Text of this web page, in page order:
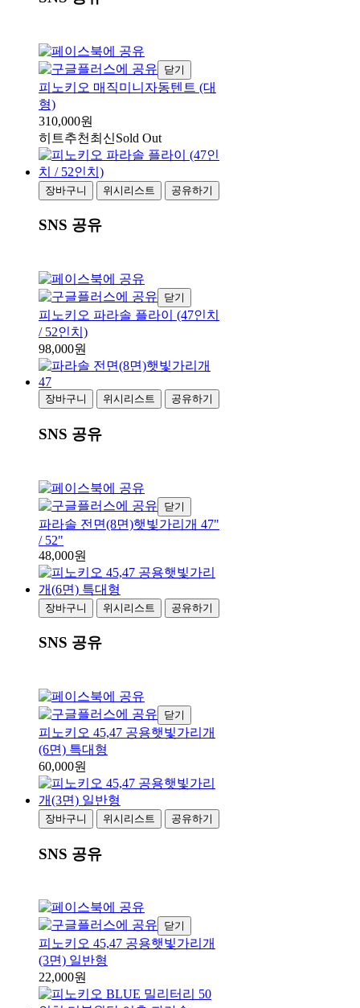
닫기
피노키오 매직미니자동텐트 (대
형)
310,000원
히트추천 최신Sold Out
장바구니 위시리스트 공유하기
SNS 공유
닫기
피노키오 파라솔 플라이 (47인치
/ 52인치)
98,000원
장바구니 위시리스트 공유하기
SNS 공유
닫기
파라솔 전면(8면)햇빛가리개 47"
/ 52"
48,000원
장바구니 위시리스트 공유하기
SNS 공유
닫기
피노키오 45,47 공용햇빛가리개
(6면) 특대형
60,000원
장바구니 위시리스트 공유하기
SNS 공유
닫기
피노키오 45,47 공용햇빛가리개
(3면) 일반형
22,000원